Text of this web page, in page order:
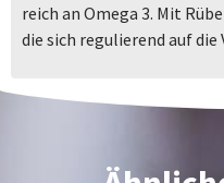
reich an Omega 3. Mit
die sich regulierend auf die